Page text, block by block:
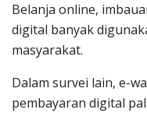
Belanja online,
digital banyak
masyarakat.
Dalam survei lain, e-
pembayaran digital